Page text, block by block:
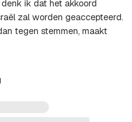
ik dat het akkoord
zal worden geaccepteerd.
tegen stemmen, maakt